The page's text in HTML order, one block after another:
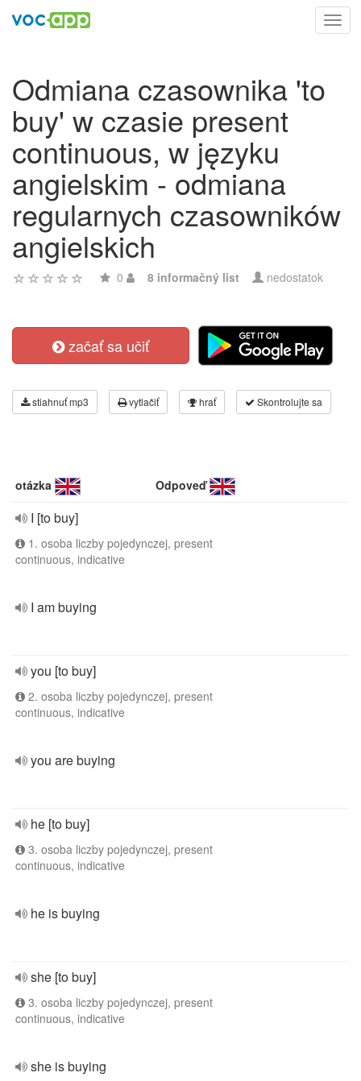
Odmiana czasownika 'to
buy' w czasie present
continuous, w języku
angielskim - odmiana
regularnych czasowników
angielskich
0 8 informačný list nedostatok
začať sa učiť
stiahnuť mp3 vytlačiť hrať Skontrolujte sa
otázka Odpoveď
I [to buy]
1. osoba liczby pojedynczej, present
continuous, indicative
I am buying
you [to buy]
2. osoba liczby pojedynczej, present
continuous, indicative
you are buying
he [to buy]
3. osoba liczby pojedynczej, present
continuous, indicative
he is buying
she [to buy]
3. osoba liczby pojedynczej, present
continuous, indicative
she is buying